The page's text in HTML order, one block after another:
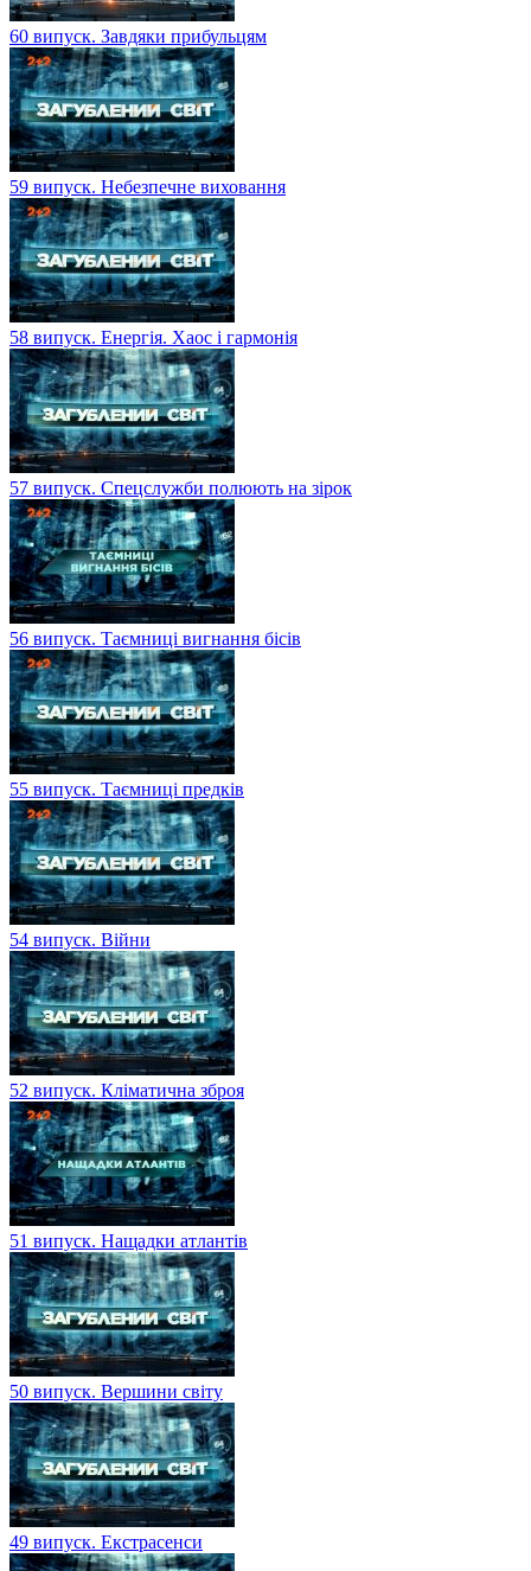
60 випуск. Завдяки прибульцям
59 випуск. Небезпечне виховання
58 випуск. Енергія. Хаос і гармонія
57 випуск. Спецслужби полюють на зірок
56 випуск. Таємниці вигнання бісів
55 випуск. Таємниці предків
54 випуск. Війни
52 випуск. Кліматична зброя
51 випуск. Нащадки атлантів
50 випуск. Вершини світу
49 випуск. Екстрасенси